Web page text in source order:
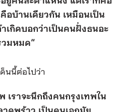
อบ้านเดียวกัน เหมือนเป็น
กิดบอกว่าเป็นคนฝั่งธนอะ
วมหมด”
นนี้ต่อไปว่า
เราจะนึกถึงคนกรุงเทพใน